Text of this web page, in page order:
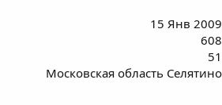
15 Янв 2009
608
51
Московская область Селятино